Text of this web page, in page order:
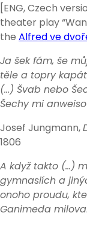
[ENG, Czech
theater play
the Alfred ve
Ja šek fám, še
těle a topry
(…) Švab nebo
Šechy mi
Josef Jungmann,
1806
A když takto (…)
gymnasiích a
onoho proudu,
Ganimeda